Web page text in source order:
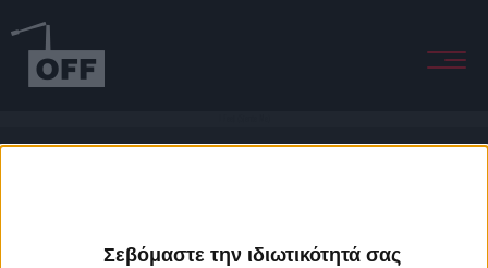
Σεβόμαστε την ιδιωτικότητά σας